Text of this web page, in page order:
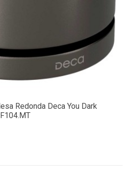
Redonda Deca You Dark